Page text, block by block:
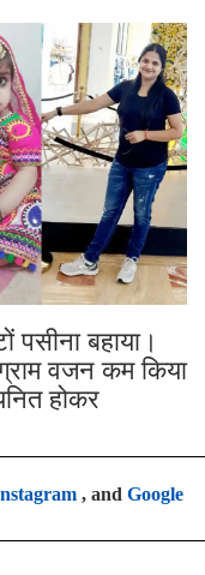
बहाया।
वजन कम किया
होकर
, and Google